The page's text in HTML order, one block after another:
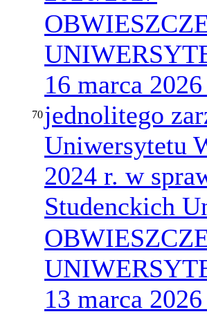
70
16 marca
jednolitego
Uniwersytetu
2024 r. w
Studenckich
13 marca